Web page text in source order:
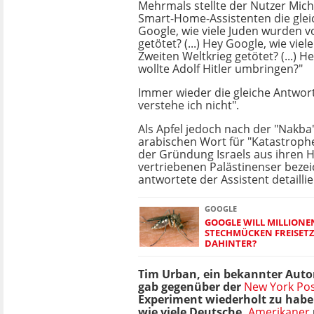
Mehrmals stellte der Nutzer
Smart-Home-Assistenten die
Google, wie viele Juden wurden
getötet? (...) Hey Google, wie
Zweiten Weltkrieg getötet? (...)
wollte Adolf Hitler umbringen?"
Immer wieder die gleiche
verstehe ich nicht".
Als Apfel jedoch nach der
arabischen Wort für
der Gründung Israels aus ihren
vertriebenen Palästinenser
antwortete der Assistent
GOOGLE
GOOGLE WILL
STECHMÜCKEN
DAHINTER?
Tim Urban, ein bekannter
gab gegenüber der New York
Experiment wiederholt zu